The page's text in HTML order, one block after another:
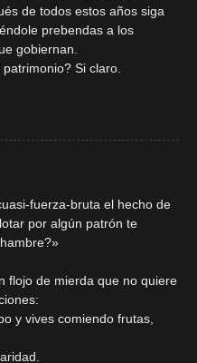
de todos estos años siga
prebendas a los
gobiernan.
Si claro.
fuerza-bruta el hecho de
por algún patrón te
flojo de mierda que no quiere
y vives comiendo frutas,